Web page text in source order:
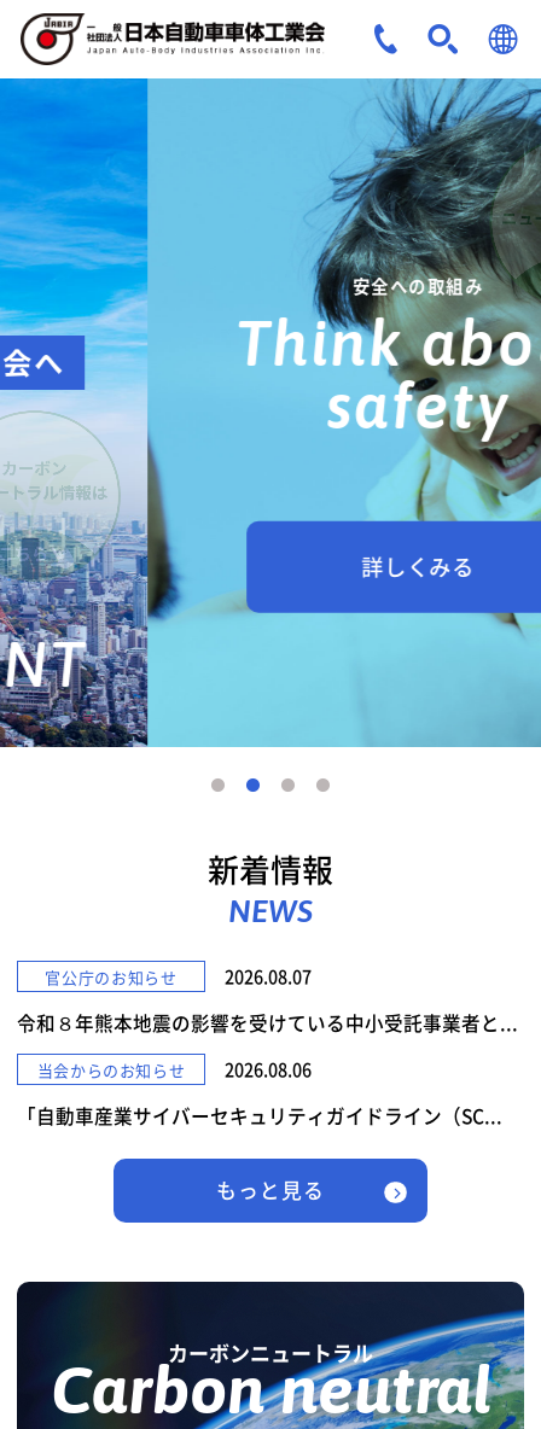
JPN
ENG
安全への取組み
Think about
safety
新着情報
NEWS
官公庁のお知らせ 2026.08.07
令和８年熊本地震の影響を受けている中小受託事業者と...
当会からのお知らせ 2026.08.06
「自動車産業サイバーセキュリティガイドライン（SC...
もっと見る
カーボンニュートラル
Carbon neutral